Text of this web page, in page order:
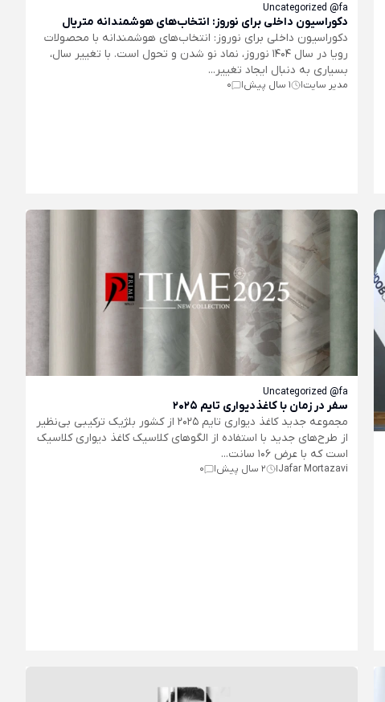
Uncategorized @fa
دکوراسیون داخلی برای نوروز: انتخاب‌های هوشمندانه متریال
دکوراسیون داخلی برای نوروز: انتخاب‌های هوشمندانه با محصولات
رویا در سال 1404 نوروز، نماد نو شدن و تحول است. با تغییر سال،
بسیاری به دنبال ایجاد تغییر...
مدیر سایت| 1 سال پیش |
0
Uncategorized @fa
سفر در زمان با کاغذدیواری تایم 2025
مجموعه جدید کاغذ دیواری تایم 2025 از کشور بلژیک ترکیبی بی‌نظیر
از طرح‌های جدید با استفاده از الگوهای کلاسیک کاغذ دیواری کلاسیک
است که با عرض 106 سانت...
Jafar Mortazavi
| 2 سال پیش |
0